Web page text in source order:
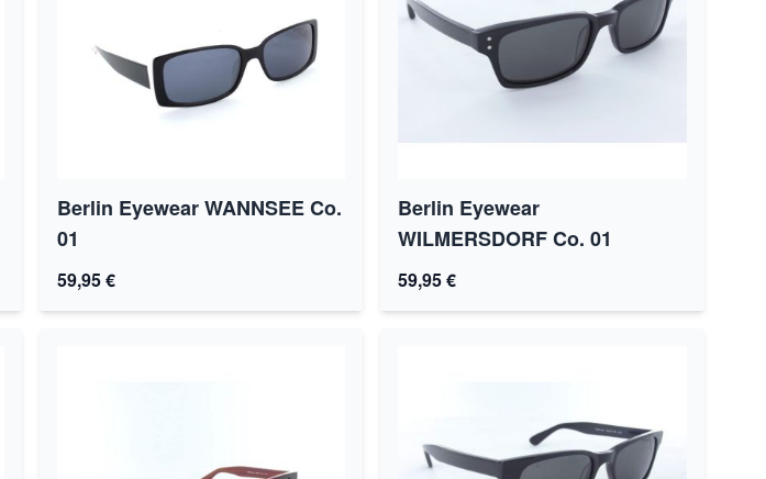
Berlin Eyewear WANNSEE Co.
01
59,95 €
Berlin Eyewear
WILMERSDORF Co. 01
59,95 €